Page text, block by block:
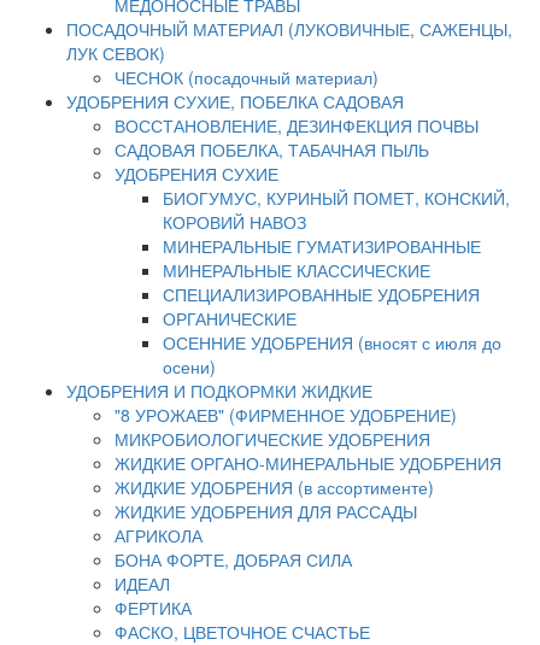
МЕДОНОСНЫЕ ТРАВЫ
ПОСАДОЧНЫЙ МАТЕРИАЛ (ЛУКОВИЧНЫЕ, САЖЕНЦЫ,
ЛУК СЕВОК)
ЧЕСНОК (посадочный материал)
УДОБРЕНИЯ СУХИЕ, ПОБЕЛКА САДОВАЯ
ВОССТАНОВЛЕНИЕ, ДЕЗИНФЕКЦИЯ ПОЧВЫ
САДОВАЯ ПОБЕЛКА, ТАБАЧНАЯ ПЫЛЬ
УДОБРЕНИЯ СУХИЕ
БИОГУМУС, КУРИНЫЙ ПОМЕТ, КОНСКИЙ,
КОРОВИЙ НАВОЗ
МИНЕРАЛЬНЫЕ ГУМАТИЗИРОВАННЫЕ
МИНЕРАЛЬНЫЕ КЛАССИЧЕСКИЕ
СПЕЦИАЛИЗИРОВАННЫЕ УДОБРЕНИЯ
ОРГАНИЧЕСКИЕ
ОСЕННИЕ УДОБРЕНИЯ (вносят с июля до
осени)
УДОБРЕНИЯ И ПОДКОРМКИ ЖИДКИЕ
"8 УРОЖАЕВ" (ФИРМЕННОЕ УДОБРЕНИЕ)
МИКРОБИОЛОГИЧЕСКИЕ УДОБРЕНИЯ
ЖИДКИЕ ОРГАНО-МИНЕРАЛЬНЫЕ УДОБРЕНИЯ
ЖИДКИЕ УДОБРЕНИЯ (в ассортименте)
ЖИДКИЕ УДОБРЕНИЯ ДЛЯ РАССАДЫ
АГРИКОЛА
БОНА ФОРТЕ, ДОБРАЯ СИЛА
ИДЕАЛ
ФЕРТИКА
ФАСКО, ЦВЕТОЧНОЕ СЧАСТЬЕ